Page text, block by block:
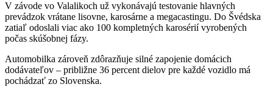
V závode vo Valalikoch už vykonávajú testovanie hlavných
prevádzok vrátane lisovne, karosárne a megacastingu. Do Švédska
zatiaľ odoslali viac ako 100 kompletných karosérií vyrobených
počas skúšobnej fázy.
Automobilka zároveň zdôrazňuje silné zapojenie domácich
dodávateľov – približne 36 percent dielov pre každé vozidlo má
pochádzať zo Slovenska.